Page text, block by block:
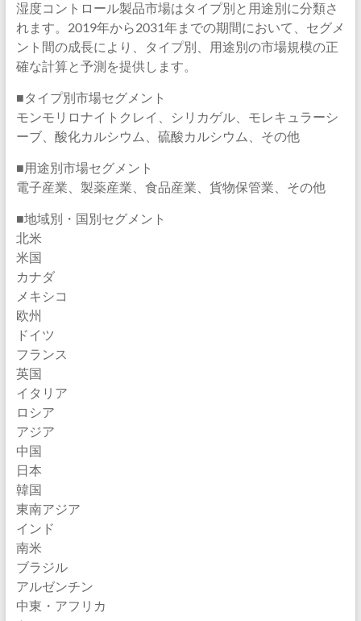
湿度コントロール製品市場はタイプ別と用途別に分類さ
れます。2019年から2031年までの期間において、セグメ
ント間の成長により、タイプ別、用途別の市場規模の正
確な計算と予測を提供します。
■タイプ別市場セグメント
モンモリロナイトクレイ、シリカゲル、モレキュラーシ
ーブ、酸化カルシウム、硫酸カルシウム、その他
■用途別市場セグメント
電子産業、製薬産業、食品産業、貨物保管業、その他
■地域別・国別セグメント
北米
米国
カナダ
メキシコ
欧州
ドイツ
フランス
英国
イタリア
ロシア
アジア
中国
日本
韓国
東南アジア
インド
南米
ブラジル
アルゼンチン
中東・アフリカ